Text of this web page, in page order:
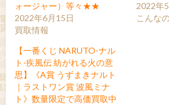
ォージャー）等々★★
2022年6月15日
買取情報
2022年
こんな
【一番くじ NARUTO-ナル
ト-疾風伝 紡がれる火の意
思】《A賞 うずまきナルト
｜ラストワン賞 波風ミナ
ト》数量限定で高価買取中